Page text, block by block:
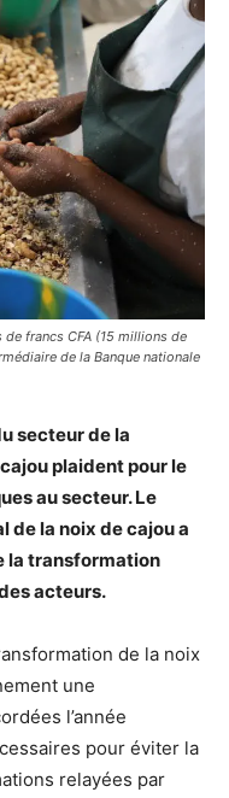
francs CFA (15 millions de
de la Banque nationale
secteur de la
plaident pour le
au secteur. Le
de la noix de cajou a
la transformation
acteurs.
de la noix
une
l’année
pour éviter la
relayées par